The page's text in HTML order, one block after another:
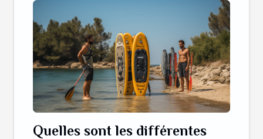
Quelles sont les différentes